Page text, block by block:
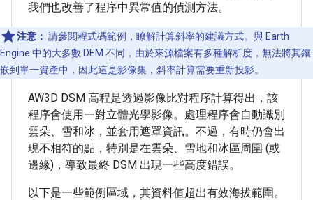
我們也改善了程序中異常值的偵測方法。
注意： 請參閱程式碼範例，瞭解計算斜率的建議方式。與 Earth
Engine 中的大多數 DEM 不同，由於來源檔案有多種解析度，無法將其鑲
嵌到單一資產中，因此這是影像集，斜率計算需要重新投影。
AW3D DSM 高程是透過影像比對程序計算得出，該
程序會使用一對立體光學影像。處理程序會自動識別
雲朵、雪和冰，並套用遮罩資訊。不過，有時仍會出
現不相符的點，特別是在雲朵、雪地和冰區周圍 (或
邊緣)，導致最終 DSM 出現一些高度錯誤。
以下是一些範例區域，其資料值超出有效海拔範圍。